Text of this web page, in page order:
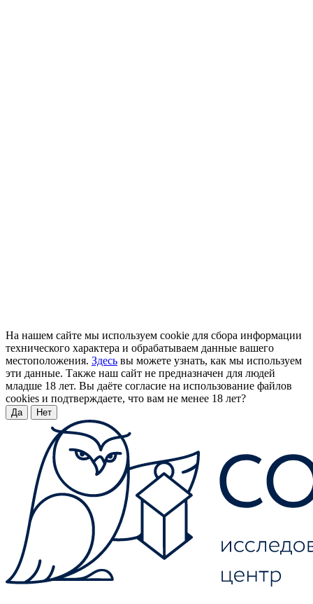
На нашем сайте мы используем cookie для сбора информации
технического характера и обрабатываем данные вашего
местоположения. Здесь вы можете узнать, как мы используем
эти данные. Также наш сайт не предназначен для людей
младше 18 лет. Вы даёте согласие на использование файлов
cookies и подтверждаете, что вам не менее 18 лет?
Да Нет